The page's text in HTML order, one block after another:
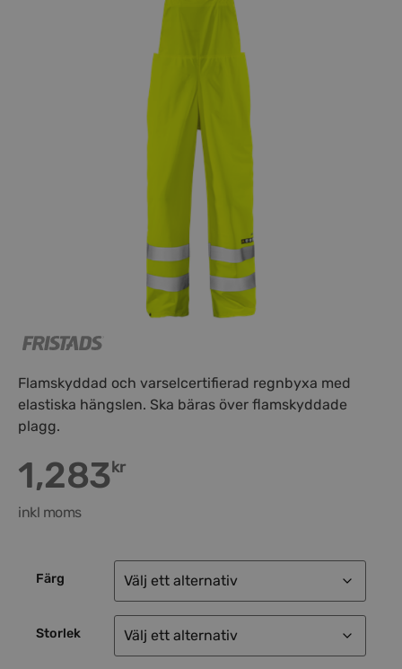
Flamskyddad och varselcertifierad regnbyxa med
elastiska hängslen. Ska bäras över flamskyddade
plagg.
1,283kr
inkl moms
Färg
Storlek